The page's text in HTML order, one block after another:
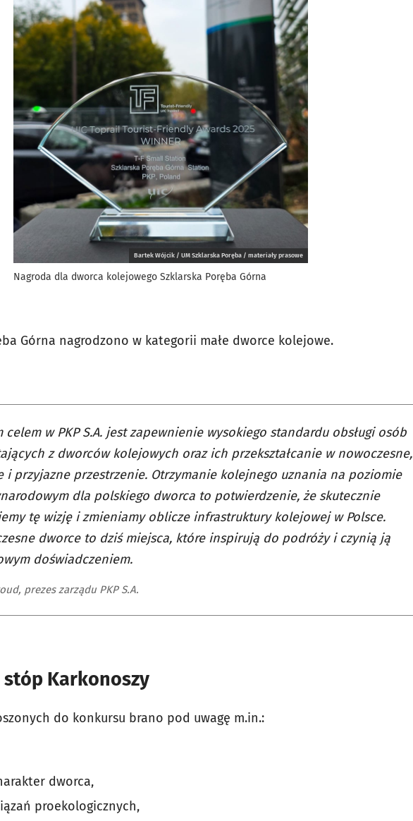
Bartek Wójcik / UM Szklarska Poręba / materiały prasowe
Nagroda dla dworca kolejowego Szklarska Poręba Górna
Górna nagrodzono w kategorii małe dworce kolejowe.
celem w PKP S.A. jest zapewnienie wysokiego standardu obsługi osób
z dworców kolejowych oraz ich przekształcanie w nowoczesne,
i przyjazne przestrzenie. Otrzymanie kolejnego uznania na poziomie
dla polskiego dworca to potwierdzenie, że skutecznie
tę wizję i zmieniamy oblicze infrastruktury kolejowej w Polsce.
dworce to dziś miejsca, które inspirują do podróży i czynią ją
doświadczeniem.
prezes zarządu PKP S.A.
stóp Karkonoszy
do konkursu brano pod uwagę m.in.:
dworca,
proekologicznych,